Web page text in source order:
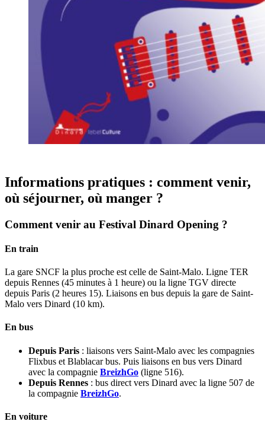
Informations pratiques : comment venir,
où séjourner, où manger ?
Comment venir au Festival Dinard Opening ?
En train
La gare SNCF la plus proche est celle de Saint-Malo. Ligne TER
depuis Rennes (45 minutes à 1 heure) ou la ligne TGV directe
depuis Paris (2 heures 15). Liaisons en bus depuis la gare de Saint-
Malo vers Dinard (10 km).
En bus
Depuis Paris : liaisons vers Saint-Malo avec les compagnies
Flixbus et Blablacar bus. Puis liaisons en bus vers Dinard
avec la compagnie BreizhGo (ligne 516).
Depuis Rennes : bus direct vers Dinard avec la ligne 507 de
la compagnie BreizhGo.
En voiture